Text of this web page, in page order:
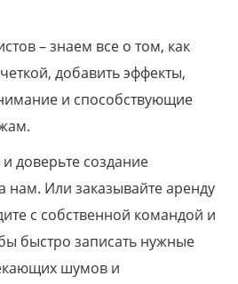
– знаем все о том, как
добавить эффекты,
и способствующие
доверьте создание
нам. Или заказывайте аренду
с собственной командой и
быстро записать нужные
шумов и